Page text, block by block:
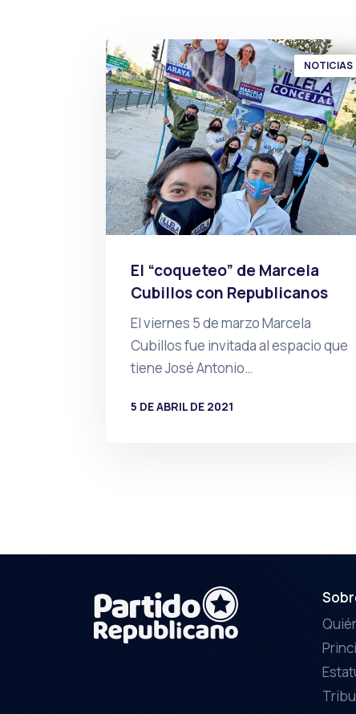
NOTICIAS
El “coqueteo” de Marcela
Cubillos con Republicanos
El viernes 5 de marzo Marcela
Cubillos fue invitada al espacio que
tiene José Antonio…
5 DE ABRIL DE 2021